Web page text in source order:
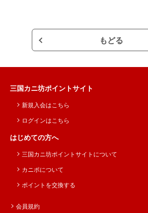
もどる
三国カニ坊ポイントサイト
新規入会はこちら
ログインはこちら
はじめての方へ
三国カニ坊ポイントサイトについて
カニポについて
ポイントを交換する
会員規約